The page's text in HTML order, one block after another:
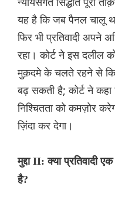
यह है कि जब पैनल चालू
फिर भी प्रतिवादी अपने
रहा। कोर्ट ने इस दलील
मुक़दमे के चलते रहने से
बढ़ सकती है; कोर्ट ने कहा
निश्चितता को कमज़ोर
ज़िंदा कर देगा।
मुद्दा II: क्या प्रतिवादी
है?